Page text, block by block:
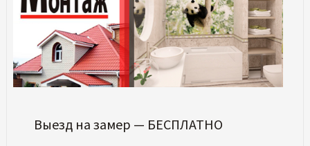
Выезд на замер — БЕСПЛАТНО